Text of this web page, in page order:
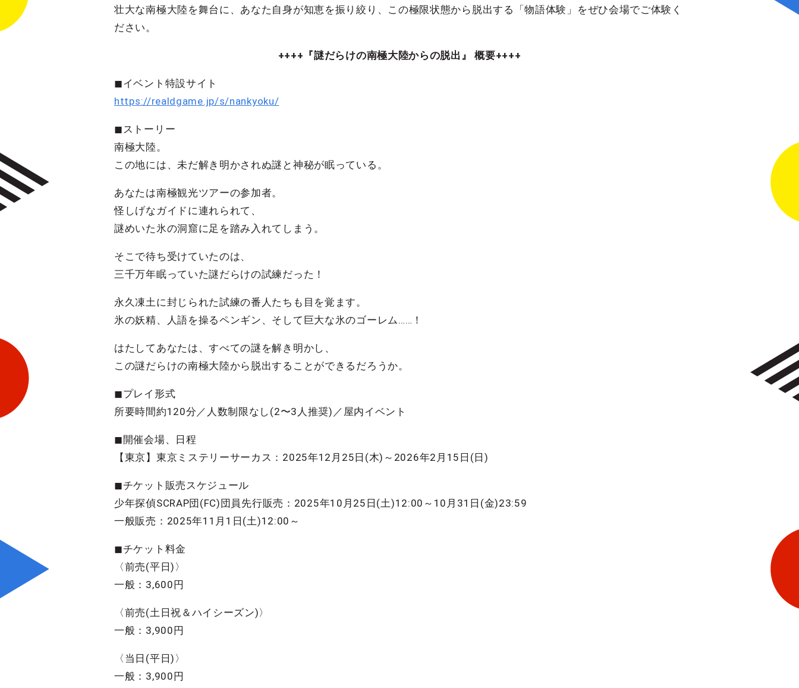
壮大な南極大陸を舞台に、あなた自身が知恵を振り絞り、この極限状態から脱出する「物語体験」をぜひ会場でご体験く
ださい。
++++『謎だらけの南極大陸からの脱出』 概要++++
◼︎イベント特設サイト
https://realdgame.jp/s/nankyoku/
◼︎ストーリー
南極大陸。
この地には、未だ解き明かされぬ謎と神秘が眠っている。
あなたは南極観光ツアーの参加者。
怪しげなガイドに連れられて、
謎めいた氷の洞窟に足を踏み入れてしまう。
そこで待ち受けていたのは、
三千万年眠っていた謎だらけの試練だった！
永久凍土に封じられた試練の番人たちも目を覚ます。
氷の妖精、人語を操るペンギン、そして巨大な氷のゴーレム……！
はたしてあなたは、すべての謎を解き明かし、
この謎だらけの南極大陸から脱出することができるだろうか。
◼︎プレイ形式
所要時間約120分／人数制限なし (2〜3人推奨) ／屋内イベント
◼︎開催会場、日程
【東京】東京ミステリーサーカス：2025年12月25日(木)～2026年2月15日(日)
◼︎チケット販売スケジュール
少年探偵SCRAP団(FC)団員先行販売：2025年10月25日(土)12:00～10月31日(金)23:59
一般販売：2025年11月1日(土)12:00～
◼︎チケット料金
〈前売(平日)〉
一般：3,600円
〈前売(土日祝＆ハイシーズン)〉
一般：3,900円
〈当日(平日)〉
一般：3,900円